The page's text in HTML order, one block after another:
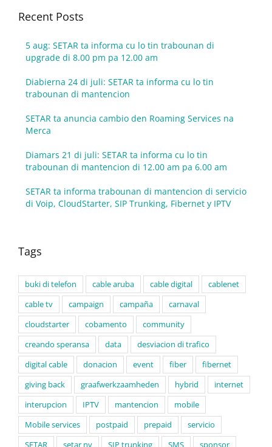
Recent Posts
5 aug: SETAR ta informa cu lo tin trabounan di
upgrade di 8.00 pm pa 12.00 am
Diabierna 24 di juli: SETAR ta informa cu lo tin
trabounan di mantencion
SETAR ta anuncia cambio den Roaming Services na
Merca
Diamars 21 di juli: SETAR ta informa cu lo tin
trabounan di mantencion di 12.00 am pa 6.00 am
SETAR ta informa trabounan di mantencion di servicio
di Voip, CloudStarter, SIP Trunking, Fibernet y IPTV
Tags
buki di telefon cable aruba cable digital
cablenet
cable tv
campaign campaña
carnaval
cloudstarter
cobamento
community
creando speransa
data
desviacion di trafico
digital cable
donacion event fiber
fibernet
giving back
graafwerkzaamheden hybrid
internet
interupcion
IPTV mantencion
mobile
Mobile services
postpaid prepaid
servicio
SETAR
setar nv SIP trunking SMS sponsor